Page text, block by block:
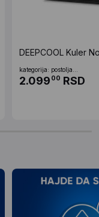
kategorija: postolja...
2.099 00 RSD